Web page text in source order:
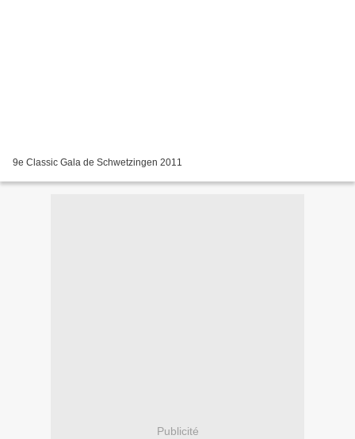
9e Classic Gala de Schwetzingen 2011
Publicité